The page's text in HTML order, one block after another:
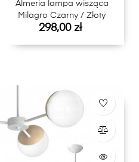
Almeria lampa wisząca
Milagro Czarny / Złoty
Cena
298,00 zł